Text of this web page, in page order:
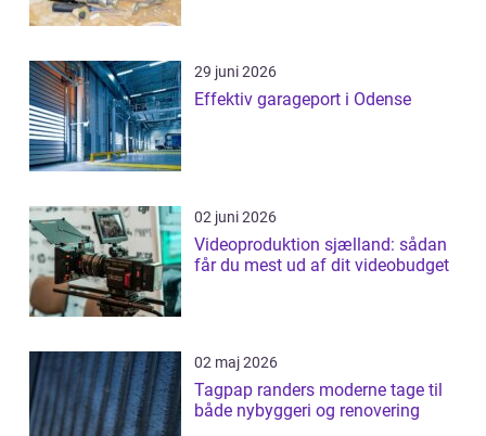
29 juni 2026
Effektiv garageport i Odense
02 juni 2026
Videoproduktion sjælland: sådan
får du mest ud af dit videobudget
02 maj 2026
Tagpap randers moderne tage til
både nybyggeri og renovering